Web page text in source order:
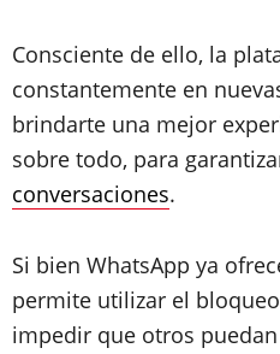
Consciente de ello, la
constantemente en
brindarte una mejor
sobre todo, para
conversaciones.
Si bien WhatsApp ya
permite utilizar el
impedir que otros